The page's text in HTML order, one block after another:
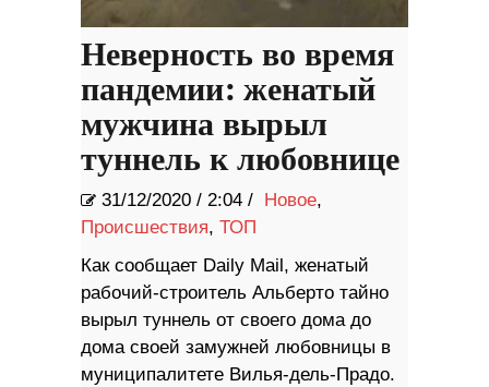
Неверность во время
пандемии: женатый
мужчина вырыл
туннель к любовнице
31/12/2020 / 2:04 / Новое,
Происшествия, ТОП
Как сообщает Daily Mail, женатый
рабочий-строитель Альберто тайно
вырыл туннель от своего дома до
дома своей замужней любовницы в
муниципалитете Вилья-дель-Прадо.